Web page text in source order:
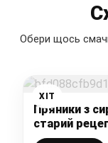
Обери щось
ХІТ
Пряники з
старий
роки, він не